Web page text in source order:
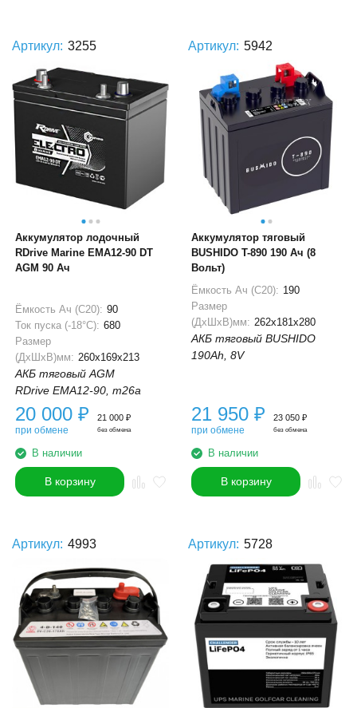
Артикул: 3255
Аккумулятор лодочный
RDrive Marine EMA12-90 DT
AGM 90 Ач
Ёмкость Ач (С20): 90
Ток пуска (-18°С): 680
Размер
(ДхШхВ)мм: 260x169x213
АКБ тяговый AGM
RDrive EMA12-90, m26a
20 000 ₽
при обмене
21 000 ₽
без обмена
В наличии
В корзину
Артикул: 5942
Аккумулятор тяговый
BUSHIDO T-890 190 Ач (8
Вольт)
Ёмкость Ач (С20): 190
Размер
(ДхШхВ)мм: 262x181x280
АКБ тяговый BUSHIDO
190Ah, 8V
21 950 ₽
при обмене
23 050 ₽
без обмена
В наличии
В корзину
Артикул: 4993 Артикул: 5728